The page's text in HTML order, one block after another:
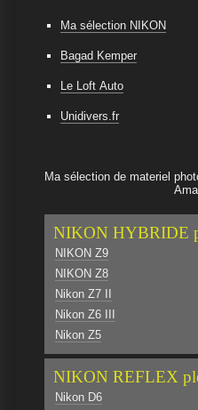
Ma sélection NIKON
Bagad Kemper
Le Loft Auto
Unidivers.fr
Ma sélection de materiel
NIKON HYBRIDE
NIKON Z9
NIKON Z8
Nikon Z7 II
Nikon Z6 III
Nikon Z5
NIKON REFLEX
Nikon D6